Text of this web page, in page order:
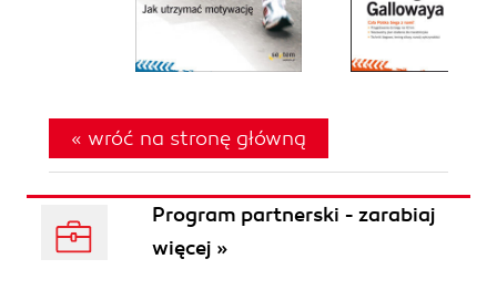
« wróć na stronę główną
Program partnerski - zarabiaj
więcej »